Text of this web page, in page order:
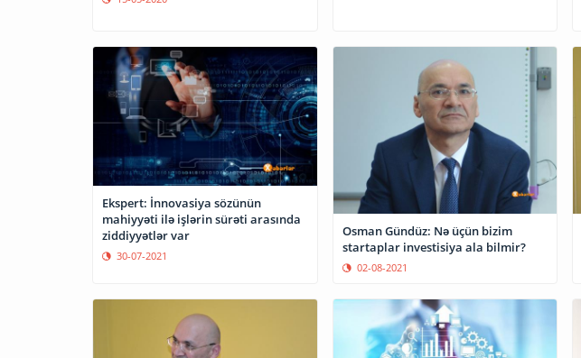
Ekspert: İnnovasiya sözünün
mahiyyəti ilə işlərin sürəti arasında
ziddiyyətlər var
30-07-2021
Osman Gündüz: Nə üçün bizim
startaplar investisiya ala bilmir?
02-08-2021